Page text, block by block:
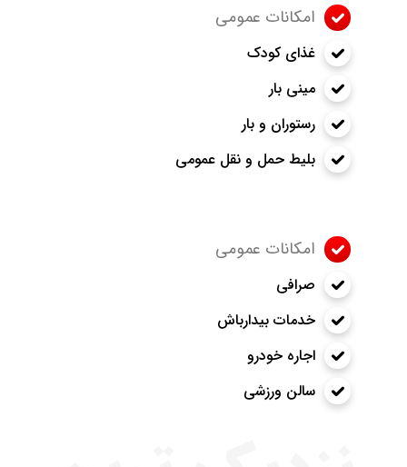
امکانات عمومی
غذای کودک
مینی بار
رستوران و بار
بلیط حمل و نقل عمومی
امکانات عمومی
صرافی
خدمات بیدارباش
اجاره خودرو
سالن ورزشی